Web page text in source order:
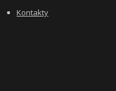
Kontakty